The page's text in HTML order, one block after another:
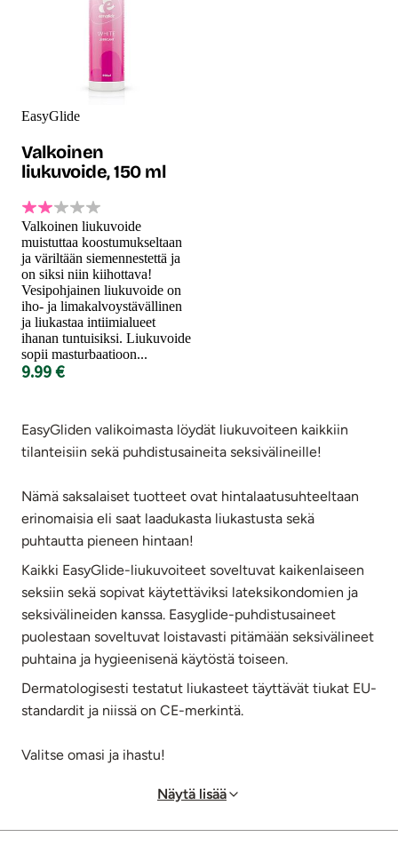
EasyGlide
Valkoinen
liukuvoide, 150 ml
Valkoinen liukuvoide
muistuttaa koostumukseltaan
ja väriltään siemennestettä ja
on siksi niin kiihottava!
Vesipohjainen liukuvoide on
iho- ja limakalvoystävällinen
ja liukastaa intiimialueet
ihanan tuntuisiksi. Liukuvoide
sopii masturbaatioon...
9.99 €
EasyGliden valikoimasta löydät liukuvoiteen kaikkiin
tilanteisiin sekä puhdistusaineita seksivälineille!
Nämä saksalaiset tuotteet ovat hintalaatusuhteeltaan
erinomaisia eli saat laadukasta liukastusta sekä
puhtautta pieneen hintaan!
Kaikki EasyGlide-liukuvoiteet soveltuvat kaikenlaiseen
seksiin sekä sopivat käytettäviksi lateksikondomien ja
seksivälineiden kanssa. Easyglide-puhdistusaineet
puolestaan soveltuvat loistavasti pitämään seksivälineet
puhtaina ja hygieenisenä käytöstä toiseen.
Dermatologisesti testatut liukasteet täyttävät tiukat EU-
standardit ja niissä on CE-merkintä.
Valitse omasi ja ihastu!
Näytä lisää